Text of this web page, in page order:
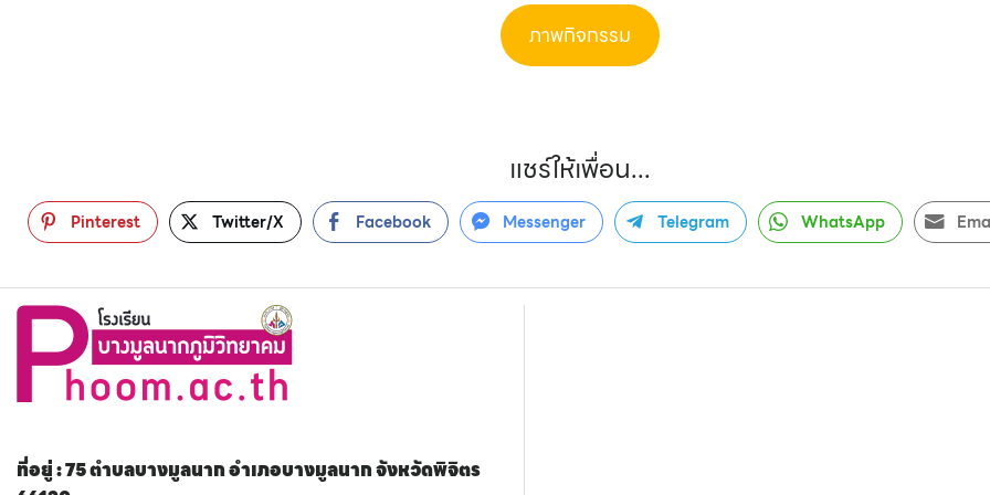
ภาพกิจกรรม
แชร์ให้เพื่อน...
Pinterest Twitter/X Facebook Messenger Telegram WhatsApp
ที่อยู่ : 75 ตำบลบางมูลนาก อำเภอบางมูลนาก จังหวัดพิจิตร